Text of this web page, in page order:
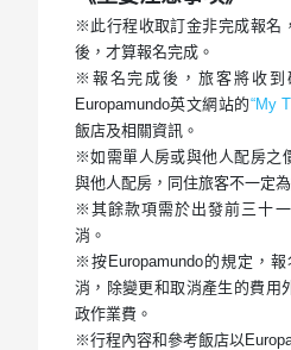
※此行程收取訂金非完成報名
後，才算報名完成。
※報名完成後，旅客將收到
Europamundo英文網站的“My
飯店及相關資訊。
※如需單人房或與他人配房之
與他人配房，同住旅客不一定
※其餘款項需於出發前三十
消。
※按Europamundo的規定，
消，除變更和取消產生的費用
政作業費。
※行程內容和參考飯店以